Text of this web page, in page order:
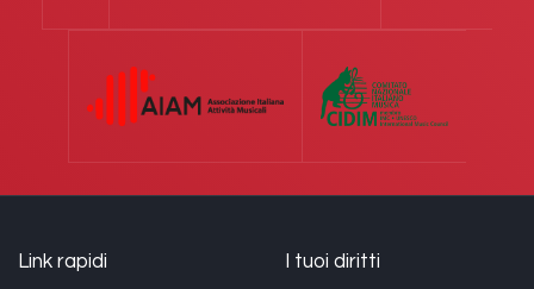
Link rapidi I tuoi diritti